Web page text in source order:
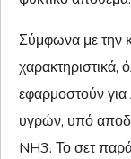
Σύμφωνα με την
χαρακτηριστικά,
εφαρμοστούν για
υγρών, υπό
NH3. Το σετ